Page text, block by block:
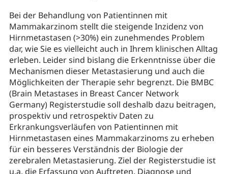
Bei der Behandlung von Patientinnen mit
Mammakarzinom stellt die steigende Inzidenz von
Hirnmetastasen (>30%) ein zunehmendes Problem
dar, wie Sie es vielleicht auch in Ihrem klinischen Alltag
erleben. Leider sind bislang die Erkenntnisse über die
Mechanismen dieser Metastasierung und auch die
Möglichkeiten der Therapie sehr begrenzt. Die BMBC
(Brain Metastases in Breast Cancer Network
Germany) Registerstudie soll deshalb dazu beitragen,
prospektiv und retrospektiv Daten zu
Erkrankungsverläufen von Patientinnen mit
Hirnmetastasen eines Mammakarzinoms zu erheben
für ein besseres Verständnis der Biologie der
zerebralen Metastasierung. Ziel der Registerstudie ist
u.a. die Erfassung von Auftreten, Diagnose und